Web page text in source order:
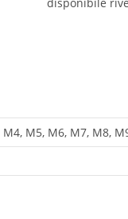
M4, M5, M6, M7, M8,